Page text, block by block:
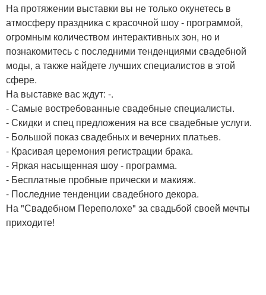
На протяжении выставки вы не только окунетесь в
атмосферу праздника с красочной шоу - программой,
огромным количеством интерактивных зон, но и
познакомитесь с последними тенденциями свадебной
моды, а также найдете лучших специалистов в этой
сфере.
На выставке вас ждут: -.
- Самые востребованные свадебные специалисты.
- Скидки и спец предложения на все свадебные услуги.
- Большой показ свадебных и вечерних платьев.
- Красивая церемония регистрации брака.
- Яркая насыщенная шоу - программа.
- Бесплатные пробные прически и макияж.
- Последние тенденции свадебного декора.
На "Свадебном Переполохе" за свадьбой своей мечты
приходите!